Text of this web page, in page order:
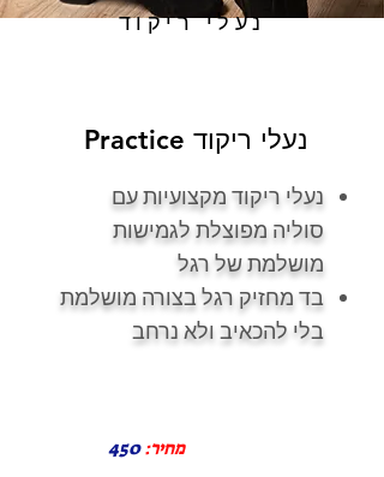
נעלי ריקוד
נעלי ריקוד Practice
נעלי ריקוד מקצועיות עם
סוליה מפוצלת לגמישות
מושלמת של רגל
בד מחזיק רגל בצורה מושלמת
בלי להכאיב ולא נרחב
מחיר:450